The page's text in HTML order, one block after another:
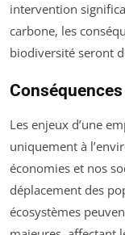
intervention
carbone, les
biodiversité seront
Les enjeux d’une
uniquement à
économies et nos
déplacement des
écosystèmes